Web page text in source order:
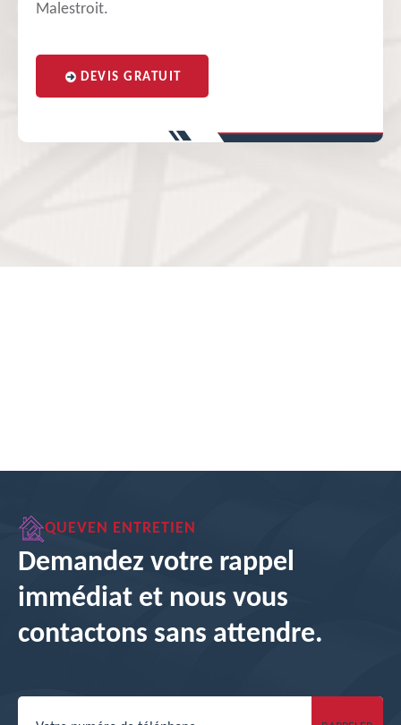
Malestroit.
DEVIS GRATUIT
QUEVEN ENTRETIEN
Demandez votre rappel
immédiat et nous vous
contactons sans attendre.